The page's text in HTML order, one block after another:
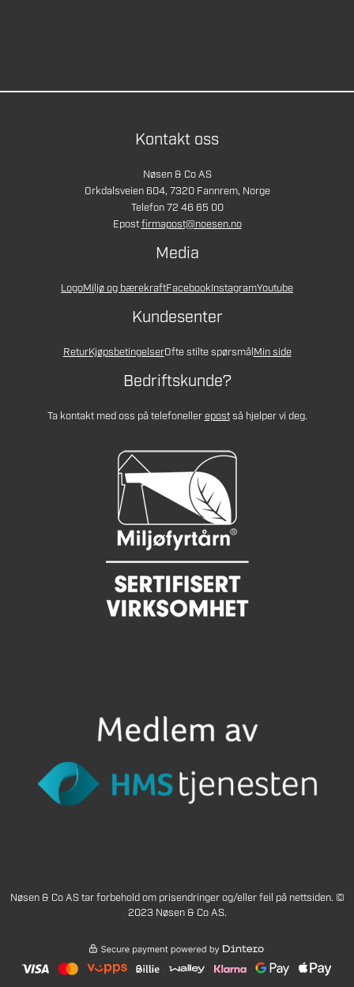
Kontakt oss
Nøsen & Co AS
Orkdalsveien 604, 7320 Fannrem, Norge
Telefon 72 46 65 00
Epostfirmapost@noesen.no
Media
LogoMiljø og bærekraftFacebookInstagramYoutube
Kundesenter
ReturKjøpsbetingelserOfte stilte spørsmålMin side
Bedriftskunde?
Ta kontakt med oss på telefonellerepostså hjelper vi deg.
Nøsen & Co AS tar forbehold om prisendringer og/eller feil på nettsiden. ©
2023 Nøsen & Co AS.